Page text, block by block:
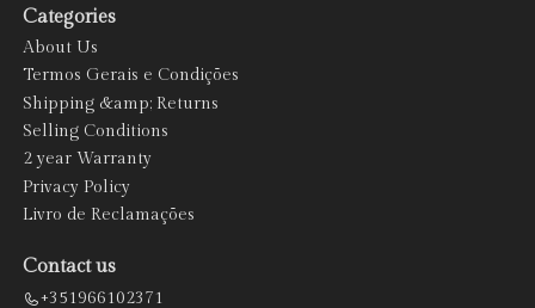
Categories
About Us
Termos Gerais e Condições
Shipping &amp; Returns
Selling Conditions
2 year Warranty
Privacy Policy
Livro de Reclamações
Contact us
+351966102371